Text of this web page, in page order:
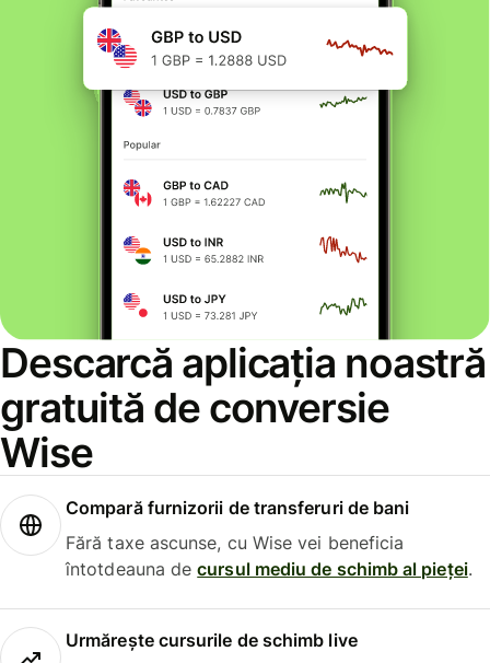
Descarcă aplicația noastră
gratuită de conversie
Wise
Compară furnizorii de transferuri de bani
Fără taxe ascunse, cu Wise vei beneficia
întotdeauna decursul mediu de schimb al pieței.
Urmărește cursurile de schimb live